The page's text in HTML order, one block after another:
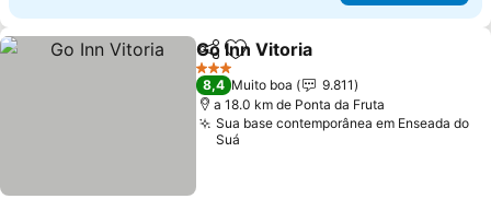
PartilharAdicionar aos favoritos
Go Inn Vitoria
3 Estrelas
8,4 Muito boa
9.811
a 18.0 km de Ponta da Fruta
Sua base contemporânea em Enseada do
Suá